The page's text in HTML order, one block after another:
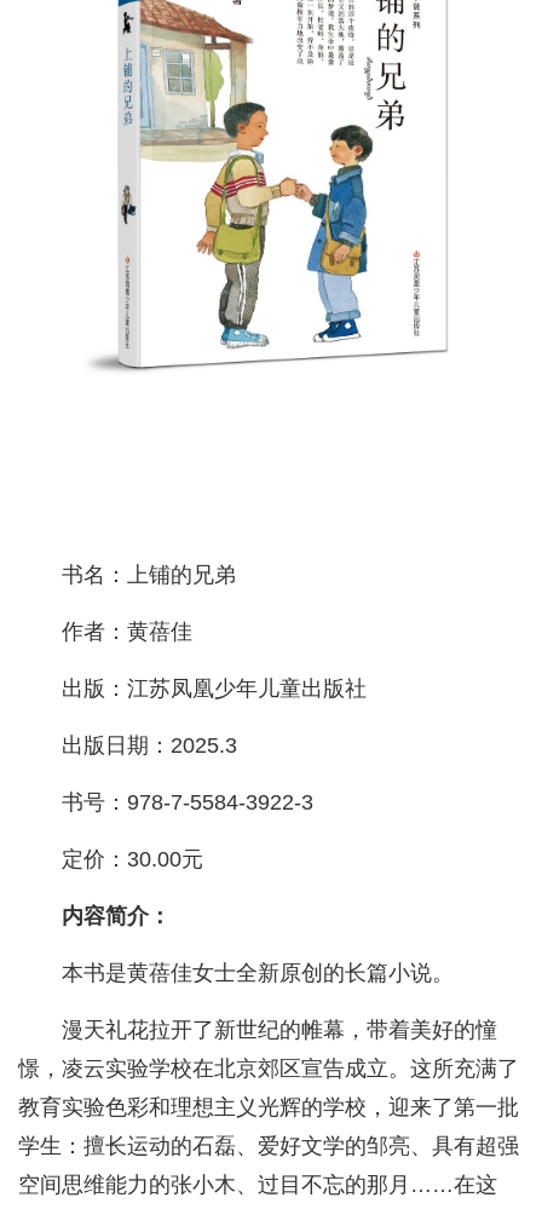
书名：上铺的兄弟
作者：黄蓓佳
出版：江苏凤凰少年儿童出版社
出版日期：2025.3
书号：978-7-5584-3922-3
定价：30.00元
内容简介：
本书是黄蓓佳女士全新原创的长篇小说。
漫天礼花拉开了新世纪的帷幕，带着美好的憧
憬，凌云实验学校在北京郊区宣告成立。这所充满了
教育实验色彩和理想主义光辉的学校，迎来了第一批
学生：擅长运动的石磊、爱好文学的邹亮、具有超强
空间思维能力的张小木、过目不忘的那月……在这